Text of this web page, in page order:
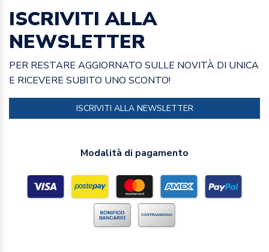
ISCRIVITI ALLA
NEWSLETTER
PER RESTARE AGGIORNATO SULLE NOVITÀ DI UNICA
E RICEVERE SUBITO UNO SCONTO!
ISCRIVITI ALLA NEWSLETTER
Modalità di pagamento